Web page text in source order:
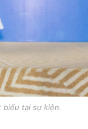
biểu tại sự kiện.